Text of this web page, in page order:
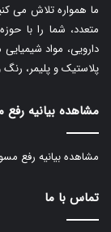
ما همواره تلاش می
متعدد، شما را با
دارویی، مواد
پلاستیک و پلیمر، رنگ
مشاهده بیانیه
مشاهده بیانیه رفع
تماس با ما